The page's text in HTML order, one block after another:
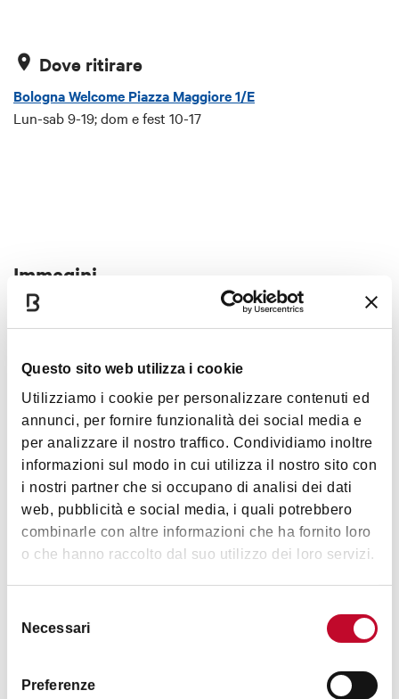
Questo sito web utilizza i cookie
Utilizziamo i cookie per personalizzare contenuti ed
annunci, per fornire funzionalità dei social media e
per analizzare il nostro traffico. Condividiamo inoltre
informazioni sul modo in cui utilizza il nostro sito con
i nostri partner che si occupano di analisi dei dati
web, pubblicità e social media, i quali potrebbero
combinarle con altre informazioni che ha fornito loro
o che hanno raccolto dal suo utilizzo dei loro servizi.
delNecessari
Preferenze
Dove ritirare
Bologna Welcome Piazza Maggiore 1/E
Lun-sab 9-19; dom e fest 10-17
Immagini